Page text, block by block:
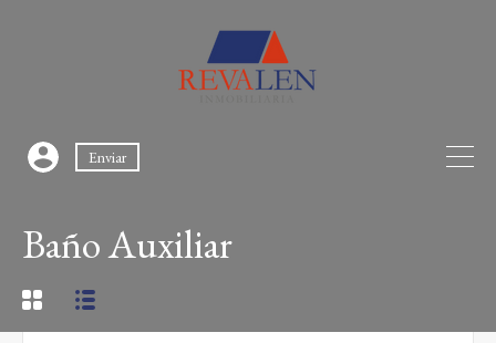
Enviar
Baño Auxiliar